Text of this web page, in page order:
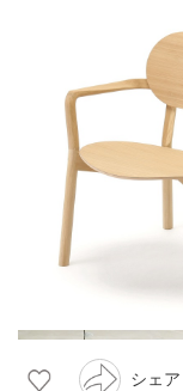
シェア